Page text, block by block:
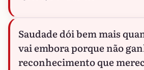
Saudade dói bem mais
vai embora porque não
reconhecimento que